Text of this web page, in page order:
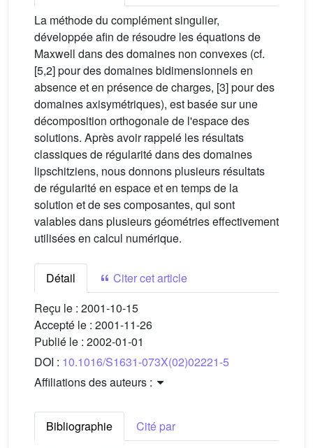
La méthode du complément singulier,
développée afin de résoudre les équations de
Maxwell dans des domaines non convexes (cf.
[5,2] pour des domaines bidimensionnels en
absence et en présence de charges, [3] pour des
domaines axisymétriques), est basée sur une
décomposition orthogonale de l'espace des
solutions. Après avoir rappelé les résultats
classiques de régularité dans des domaines
lipschitziens, nous donnons plusieurs résultats
de régularité en espace et en temps de la
solution et de ses composantes, qui sont
valables dans plusieurs géométries effectivement
utilisées en calcul numérique.
Détail
Citer cet article
Reçu le : 2001-10-15
Accepté le : 2001-11-26
Publié le : 2002-01-01
DOI : 10.1016/S1631-073X(02)02221-5
Affiliations des auteurs :
Bibliographie
Cité par